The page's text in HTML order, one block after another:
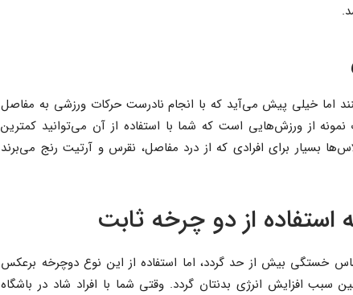
اما خیلی پیش می‌آید که با انجام نادرست حرکات ورزشی به مفاصل
از ورزش‌هایی است که شما با استفاده از آن می‌توانید کمترین
بسیار برای افرادی که از درد مفاصل، نقرس و آرتیت رنج می‌برند
استفاده از دو چرخه ثابت
خستگی بیش از حد گردد، اما استفاده از این نوع دوچرخه برعکس
سبب افزایش انرژی بدنتان گردد. وقتی شما با افراد شاد در باشگاه